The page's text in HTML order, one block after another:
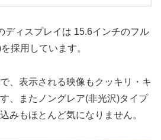
ディスプレイは 15.6インチのフル
採用しています。
、表示される映像もクッキリ・キ
、またノングレア(非光沢)タイプ
みもほとんど気になりません。